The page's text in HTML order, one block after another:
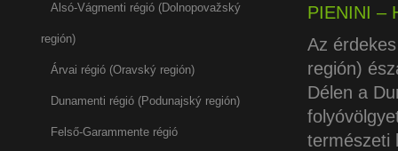
Alsó-Vágmenti régió (Dolnopovažský
región)
Árvai régió (Oravský región)
Dunamenti régió (Podunajský región)
Felső-Garammente régió
PIENINI –
Az
región)
Délen a
természeti